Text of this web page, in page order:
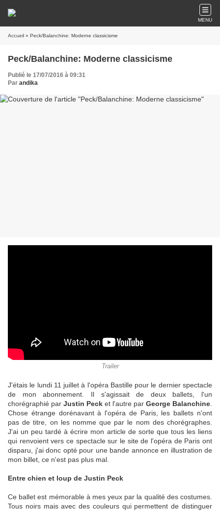
MENU
Accueil » Peck/Balanchine: Moderne classicisme
Peck/Balanchine: Moderne classicisme
Publié le 17/07/2016 à 09:31
Par andika
Trailer
J'étais le lundi 11 juillet à l'opéra Bastille pour le dernier spectacle
de mon abonnement. Il s'agissait de deux ballets, l'un
chorégraphié par Justin Peck et l'autre par George Balanchine
Chose étrange dorénavant à l'opéra de Paris, les ballets n'ont
pas de titre, on les nomme que par le nom des chorégraphes.
J'ai un peu tardé à écrire mon article de sorte que tous les liens
qui renvoient vers ce spectacle sur le site de l'opéra de Paris ont
disparu, j'ai donc opté pour une bande annonce en illustration de
mon billet, ce n'est pas plus mal.
Entre chien et loup de Justin Peck
Ce ballet est mémorable à mes yeux par la qualité des costumes.
Tous noirs mais avec des couleurs qui permettent de distinguer